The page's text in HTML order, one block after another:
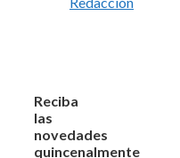
Reciba
las
novedades
quincenalmente